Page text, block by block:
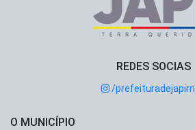
REDES SOCIAS
/prefeituradejapirn
O MUNICÍPIO